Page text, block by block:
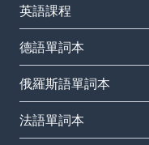
英語課程
德語單詞本
俄羅斯語單詞本
法語單詞本